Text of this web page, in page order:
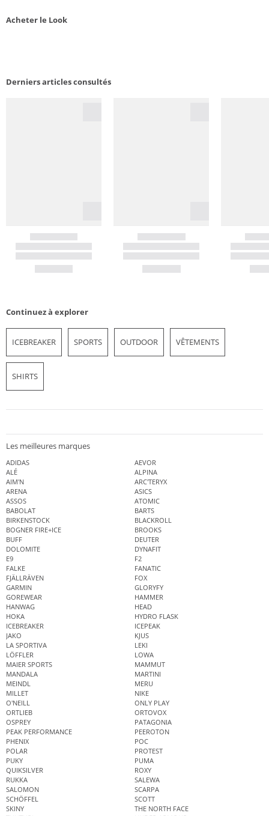
Acheter le Look
Derniers articles consultés
Continuez à explorer
ICEBREAKER SPORTS OUTDOOR VÊTEMENTS
SHIRTS
Les meilleures marques
ADIDAS
AEVOR
ALÉ
ALPINA
AIM'N
ARC'TERYX
ARENA
ASICS
ASSOS
ATOMIC
BABOLAT
BARTS
BIRKENSTOCK
BLACKROLL
BOGNER FIRE+ICE
BROOKS
BUFF
DEUTER
DOLOMITE
DYNAFIT
E9
F2
FALKE
FANATIC
FJÄLLRÄVEN
FOX
GARMIN
GLORYFY
GOREWEAR
HAMMER
HANWAG
HEAD
HOKA
HYDRO FLASK
ICEBREAKER
ICEPEAK
JAKO
KJUS
LA SPORTIVA
LEKI
LÖFFLER
LOWA
MAIER SPORTS
MAMMUT
MANDALA
MARTINI
MEINDL
MERU
MILLET
NIKE
O'NEILL
ONLY PLAY
ORTLIEB
ORTOVOX
OSPREY
PATAGONIA
PEAK PERFORMANCE
PEEROTON
PHENIX
POC
POLAR
PROTEST
PUKY
PUMA
QUIKSILVER
ROXY
RUKKA
SALEWA
SALOMON
SCARPA
SCHÖFFEL
SCOTT
SKINY
THE NORTH FACE